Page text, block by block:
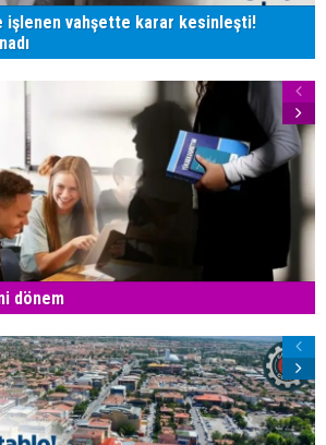
işlenen vahşette karar kesinleşti!
dönem